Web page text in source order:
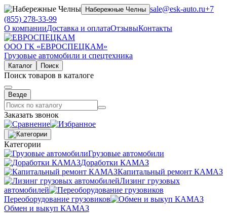
Набережные Челны sale@esk-auto.ru+7
(855) 278-33-99
О компанииДоставка и оплатаОтзывыКонтакты
ООО ГК «ЕВРОСПЕЦКАМ»
Грузовые автомобили и спецтехника
Каталог Поиск
Поиск товаров в каталоге
Везде
Заказать звонок
Категории
Грузовые автомобили
Доработки КАМАЗ
Капитальный ремонт КАМАЗ
Лизинг грузовых
автомобилей
Переоборудование грузовиков
Обмен и выкуп КАМАЗ